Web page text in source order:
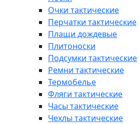
Очки тактические
Перчатки тактические
Плащи дождевые
Плитоноски
Подсумки тактические
Ремни тактические
Термобелье
Фляги тактические
Часы тактические
Чехлы тактические